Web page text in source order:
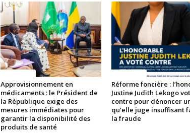
Approvisionnement en
médicaments : le Président de
la République exige des
mesures immédiates pour
garantir la disponibilité des
produits de santé
Réforme foncière :
Justine Judith Lekogo
contre pour dénoncer
qu’elle juge insuffisant
la fraude